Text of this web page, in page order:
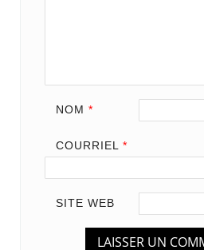
NOM *
COURRIEL *
SITE WEB